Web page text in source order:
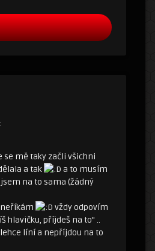
se mě taky začli všichni
a tak
a to musím
na to sama (žádný
vždy odpovím
hlavičku, příjdeš na to" ..
líní a nepříjdou na to